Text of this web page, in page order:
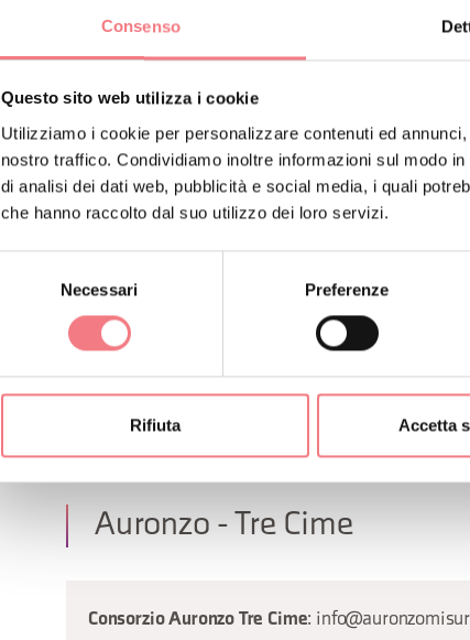
Consenso
Questo sito web utilizza i cookie
Utilizziamo i cookie per personalizzare contenuti ed
nostro traffico. Condividiamo inoltre informazioni sul modo
di analisi dei dati web, pubblicità e social media, i quali
che hanno raccolto dal suo utilizzo dei loro servizi.
Necessari Preferenze
Rifiuta Accetta
Consorzio Marmolada: info@marmolada.com -
Centro Cadore
Consorzio Cadore Dolomiti:
Auronzo - Tre Cime
Consorzio Auronzo Tre Cime: